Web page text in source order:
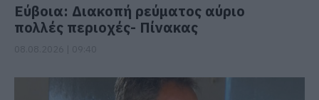
Εύβοια: Διακοπή ρεύματος αύριο
πολλές περιοχές- Πίνακας